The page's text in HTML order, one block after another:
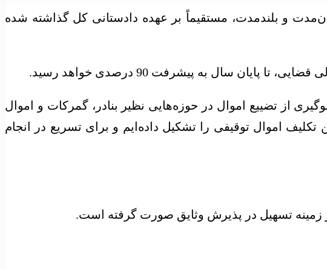
سند تحول و تعالی قضایی 34 تکلیف کوتاه‌مدت، میان‌مدت و بلندمدت، مستقیماً بر عهده دادستانی کل گذاشته شده
سال به پیشرفت 90 درصدی خواهد رسید.
از تضییع اموال در حوزه‌هایی نظیر بنادر، گمرکات و اموال
اموال توقیفی را تشکیل داده‌ایم و برای تسریع در انجام
زمینه تسهیل در پذیرش وثایق صورت گرفته است.